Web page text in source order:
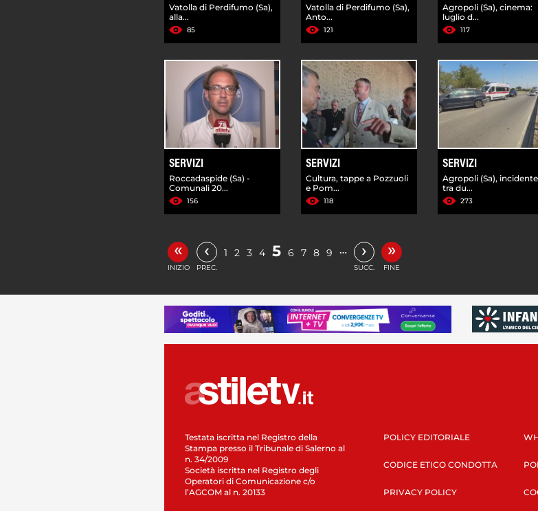
Vatolla di Perdifumo (Sa),
alla...
85
Vatolla di Perdifumo (Sa),
Anto...
121
Agropoli (Sa), cinema:
luglio d...
117
SERVIZI
Roccadaspide (Sa) -
Comunali 20...
156
SERVIZI
Cultura, tappe a Pozzuoli
e Pom...
118
SERVIZI
Agropoli (Sa), incidente
tra du...
273
«
INIZIO
‹
PREC.
1 2 3 4 5 6 7 8 9 … ›
SUCC.
»
FINE
Testata iscritta nel Registro della
Stampa presso il Tribunale di Salerno al
n. 34/2009
Società iscritta nel Registro degli
Operatori di Comunicazione c/o
l’AGCOM al n. 20133
POLICY EDITORIALE
CODICE ETICO CONDOTTA
PRIVACY POLICY